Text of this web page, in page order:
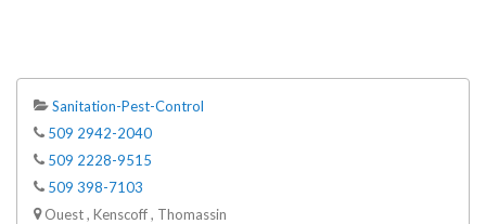
Sanitation-Pest-Control
509 2942-2040
509 2228-9515
509 398-7103
Ouest , Kenscoff , Thomassin